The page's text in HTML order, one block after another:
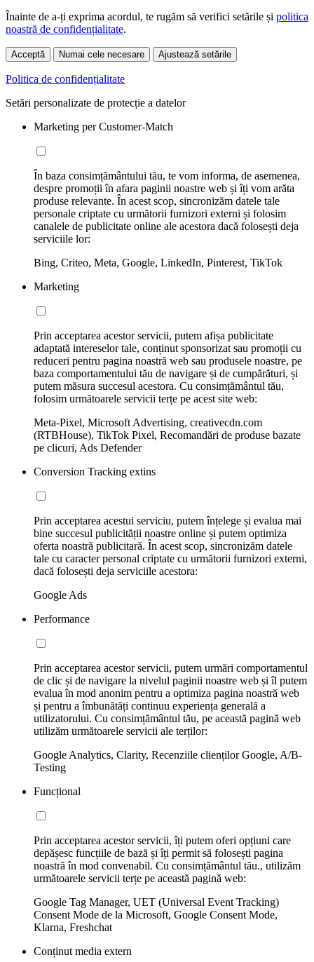
Înainte de a-ți exprima acordul, te rugăm să verifici setările și politica
noastră de confidențialitate.
Acceptă Numai cele necesare Ajustează setările
Politica de confidențialitate
Setări personalizate de protecție a datelor
Marketing per Customer-Match
În baza consimțământului tău, te vom informa, de asemenea,
despre promoții în afara paginii noastre web și îți vom arăta
produse relevante. În acest scop, sincronizăm datele tale
personale criptate cu următorii furnizori externi și folosim
canalele de publicitate online ale acestora dacă folosești deja
serviciile lor:
Bing, Criteo, Meta, Google, LinkedIn, Pinterest, TikTok
Marketing
Prin acceptarea acestor servicii, putem afișa publicitate
adaptată intereselor tale, conținut sponsorizat sau promoții cu
reduceri pentru pagina noastră web sau produsele noastre, pe
baza comportamentului tău de navigare și de cumpărături, și
putem măsura succesul acestora. Cu consimțământul tău,
folosim următoarele servicii terțe pe acest site web:
Meta-Pixel, Microsoft Advertising, creativecdn.com
(RTBHouse), TikTok Pixel, Recomandări de produse bazate
pe clicuri, Ads Defender
Conversion Tracking extins
Prin acceptarea acestui serviciu, putem înțelege și evalua mai
bine succesul publicității noastre online și putem optimiza
oferta noastră publicitară. În acest scop, sincronizăm datele
tale cu caracter personal criptate cu următorii furnizori externi,
dacă folosești deja serviciile acestora:
Google Ads
Performance
Prin acceptarea acestor servicii, putem urmări comportamentul
de clic și de navigare la nivelul paginii noastre web și îl putem
evalua în mod anonim pentru a optimiza pagina noastră web
și pentru a îmbunătăți continuu experiența generală a
utilizatorului. Cu consimțământul tău, pe această pagină web
utilizăm următoarele servicii ale terților:
Google Analytics, Clarity, Recenziile clienților Google, A/B-
Testing
Funcțional
Prin acceptarea acestor servicii, îți putem oferi opțiuni care
depășesc funcțiile de bază și îți permit să folosești pagina
noastră în mod convenabil. Cu consimțământul tău., utilizăm
următoarele servicii terțe pe această pagină web:
Google Tag Manager, UET (Universal Event Tracking)
Consent Mode de la Microsoft, Google Consent Mode,
Klarna, Freshchat
Conținut media extern